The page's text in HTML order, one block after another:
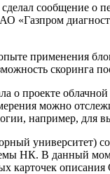
сообщение о
«Газпром
опыте применения
скоринга
о проекте
можно
например, для
университет)
НК. В данный
карточек